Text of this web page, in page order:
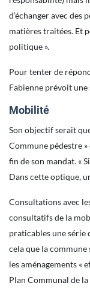
d’échanger avec des
matières traitées. Et
politique ».
Pour tenter de
Fabienne prévoit une
Mobilité
Son objectif serait
Commune pédestre
fin de son mandat. «
Dans cette optique,
Consultations avec
consultatifs de la
praticables une série
cela que la
les aménagements «
Plan Communal de